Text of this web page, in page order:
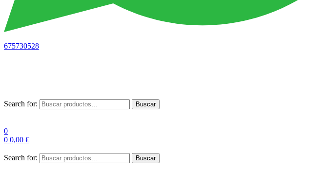
675730528
Search for: Buscar
0
0 0,00 €
Search for: Buscar